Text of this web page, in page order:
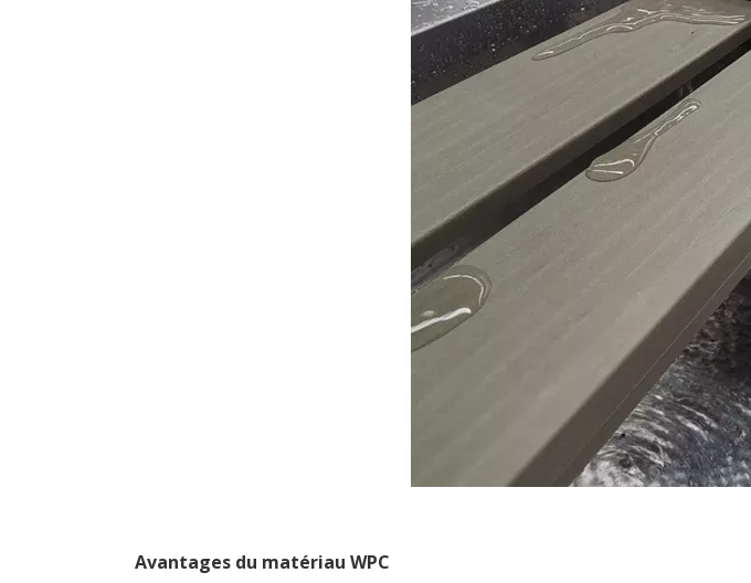
Avantages du matériau WPC